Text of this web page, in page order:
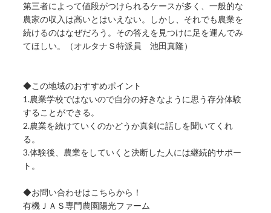
第三者によって値段がつけられるケースが多く、一般的な
農家の収入は高いとはいえない。しかし、それでも農業を
続けるのはなぜだろう。その答えを見つけに足を運んでみ
てほしい。（オルタナＳ特派員 池田真隆）
◆この地域のおすすめポイント
1.農業学校ではないので自分の好きなように思う存分体験
することができる。
2.農業を続けていくのかどうか真剣に話しを聞いてくれ
る。
3.体験後、農業をしていくと決断した人には継続的サポー
ト。
◆お問い合わせはこちらから！
有機ＪＡＳ専門農園陽光ファーム